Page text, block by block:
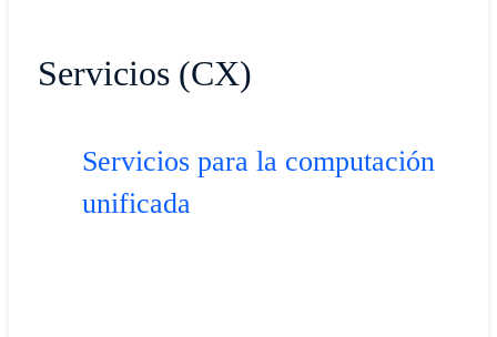
Servicios (CX)
Servicios para la computación
unificada